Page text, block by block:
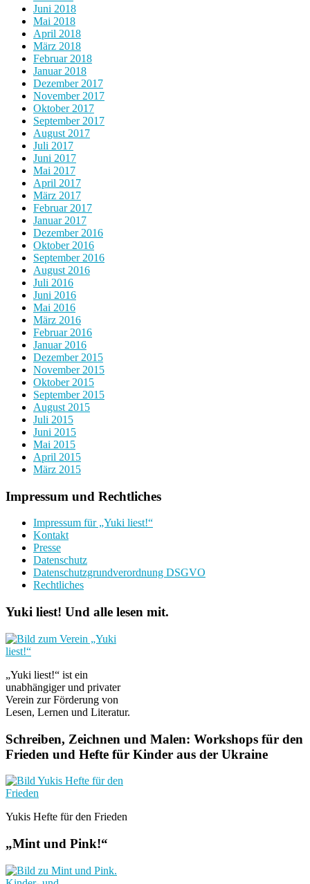
Juni 2018
Mai 2018
April 2018
März 2018
Februar 2018
Januar 2018
Dezember 2017
November 2017
Oktober 2017
September 2017
August 2017
Juli 2017
Juni 2017
Mai 2017
April 2017
März 2017
Februar 2017
Januar 2017
Dezember 2016
Oktober 2016
September 2016
August 2016
Juli 2016
Juni 2016
Mai 2016
März 2016
Februar 2016
Januar 2016
Dezember 2015
November 2015
Oktober 2015
September 2015
August 2015
Juli 2015
Juni 2015
Mai 2015
April 2015
März 2015
Impressum und Rechtliches
Impressum für „Yuki liest!“
Kontakt
Presse
Datenschutz
Datenschutzgrundverordnung DSGVO
Rechtliches
Yuki liest! Und alle lesen mit.
„Yuki liest!“ ist ein
unabhängiger und privater
Verein zur Förderung von
Lesen, Lernen und Literatur.
Schreiben, Zeichnen und Malen: Workshops für den
Frieden und Hefte für Kinder aus der Ukraine
Yukis Hefte für den Frieden
„Mint und Pink!“